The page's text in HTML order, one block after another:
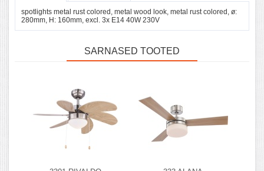
spotlights metal rust colored, metal wood look, metal rust colored, ø:
280mm, H: 160mm, excl. 3x E14 40W 230V
SARNASED TOOTED